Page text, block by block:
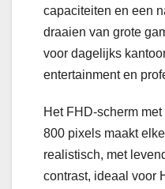
capaciteiten en een
draaien van grote
voor dagelijks
entertainment en
Het FHD-scherm
800 pixels maakt
realistisch, met
contrast, ideaal voor